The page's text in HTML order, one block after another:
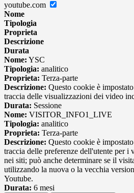
youtube.com
Nome
Tipologia
Proprieta
Descrizione
Durata
Nome: YSC
Tipologia: analitico
Proprieta: Terza-parte
Descrizione: Questo cookie è
traccia delle visualizzazioni dei video
Durata: Sessione
Nome: VISITOR_INFO1_LIVE
Tipologia: analitico
Proprieta: Terza-parte
Descrizione: Questo cookie è
traccia delle preferenze dell'utente per i
nei siti; può anche determinare se il
utilizzando la nuova o la vecchia
Youtube.
Durata: 6 mesi